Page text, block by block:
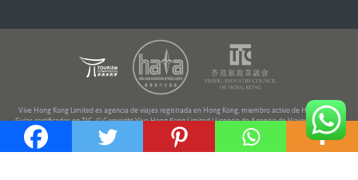
Vive Hong Kong Limited es agencia de viajes registrada en Hong Kong, miembro activo de HATA y TIC.
Guías certificados en TIC. © Copyright Vive Hong Kong Limited | Licencia de Agencia de Viajes Nº 354216
Ameba Creative Studio